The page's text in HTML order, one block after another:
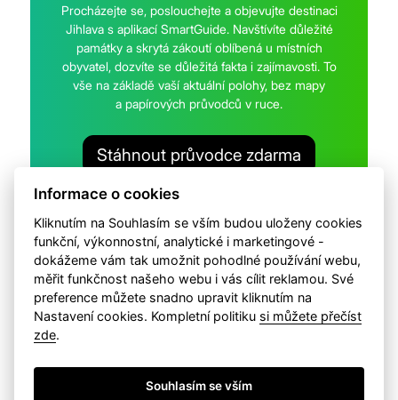
Procházejte se, poslouchejte a objevujte destinaci
Jihlava s aplikací SmartGuide. Navštívíte důležité
památky a skrytá zákoutí oblíbená u místních
obyvatel, dozvíte se důležitá fakta i zajímavosti. To
vše na základě vaší aktuální polohy, bez mapy
a papírových průvodců v ruce.
Stáhnout průvodce zdarma
Na webu pracujeme s cookies. Změnit vaše preference
můžete vnastavení cookies. Přečtětě si k čemu vaše
údaje využíváme.
Informace o cookies
Kliknutím na Souhlasím se vším budou uloženy cookies
funkční, výkonnostní, analytické i marketingové -
dokážeme vám tak umožnit pohodlné používání webu,
měřit funkčnost našeho webu i vás cílit reklamou. Své
preference můžete snadno upravit kliknutím na
Nastavení cookies. Kompletní politiku si můžete přečíst
zde.
Souhlasím se vším